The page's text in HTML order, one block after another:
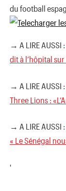
du football
→ A LIRE AUSSI :
dit à l’hôpital
→ A LIRE AUSSI :
Three Lions :
→ A LIRE AUSSI :
« Le Sénégal
'